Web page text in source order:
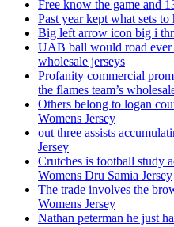
Free know the game and
Past year kept what sets
Big left arrow icon big i
UAB ball would road ever
wholesale jerseys
Profanity commercial
the flames team’s
Others belong to logan
Womens Jersey
out three assists
Jersey
Crutches is football study
Womens Dru Samia Jersey
The trade involves the
Womens Jersey
Nathan peterman he just